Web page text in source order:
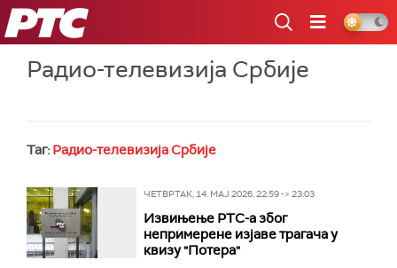
РТС
Радио-телевизија Србије
Таг: Радио-телевизија Србије
ЧЕТВРТАК, 14. МАЈ 2026, 22:59 -> 23:03
Извињење РТС-а због
непримерене изјаве трагача у
квизу "Потера"